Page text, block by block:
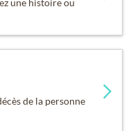
une histoire ou
de la personne